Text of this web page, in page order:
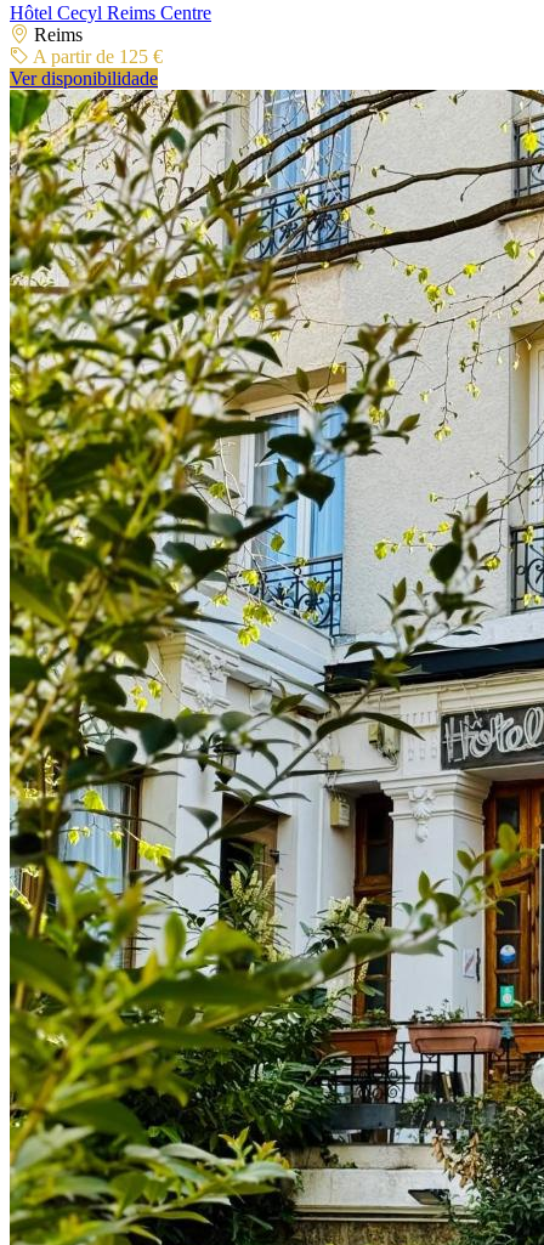
Hôtel Cecyl Reims Centre
Reims
A partir de 125 €
Ver disponibilidade